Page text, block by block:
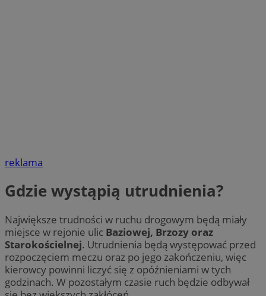
reklama
Gdzie wystąpią utrudnienia?
Największe trudności w ruchu drogowym będą miały
miejsce w rejonie ulic Baziowej, Brzozy oraz
Starokościelnej. Utrudnienia będą występować przed
rozpoczęciem meczu oraz po jego zakończeniu, więc
kierowcy powinni liczyć się z opóźnieniami w tych
godzinach. W pozostałym czasie ruch będzie odbywał